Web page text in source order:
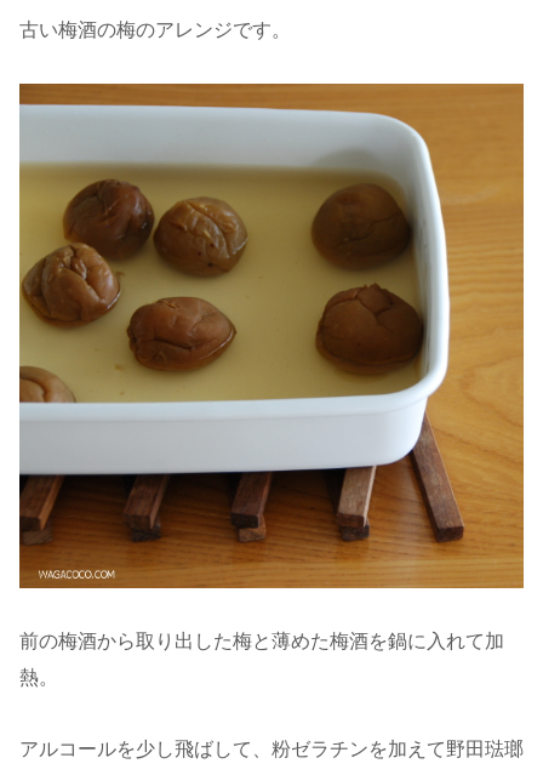
古い梅酒の梅のアレンジです。
前の梅酒から取り出した梅と薄めた梅酒を鍋に入れて加
熱。
アルコールを少し飛ばして、粉ゼラチンを加えて野田琺瑯